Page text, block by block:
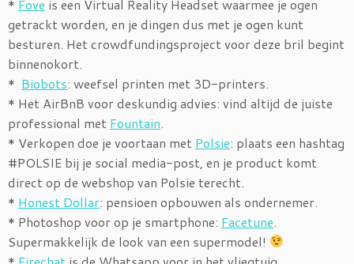
* Fove is een Virtual Reality Headset waarmee je ogen
getrackt worden, en je dingen dus met je ogen kunt
besturen. Het crowdfundingsproject voor deze bril begint
binnenokort.
* Biobots: weefsel printen met 3D-printers.
* Het AirBnB voor deskundig advies: vind altijd de juiste
professional met Fountain.
* Verkopen doe je voortaan met Polsie: plaats een hashtag
#POLSIE bij je social media-post, en je product komt
direct op de webshop van Polsie terecht.
* Honest Dollar: pensioen opbouwen als ondernemer.
* Photoshop voor op je smartphone: Facetune.
Supermakkelijk de look van een supermodel!